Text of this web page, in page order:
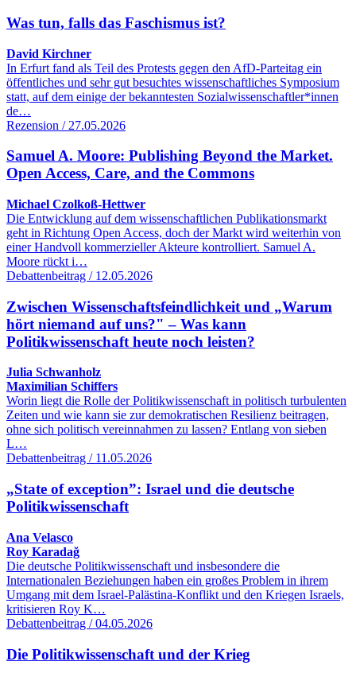
Was tun, falls das Faschismus ist?
David Kirchner
In Erfurt fand als Teil des Protests gegen den AfD-Parteitag ein
öffentliches und sehr gut besuchtes wissenschaftliches Symposium
statt, auf dem einige der bekanntesten Sozialwissenschaftler*innen
de…
Rezension / 27.05.2026
Samuel A. Moore: Publishing Beyond the Market.
Open Access, Care, and the Commons
Michael Czolkoß-Hettwer
Die Entwicklung auf dem wissenschaftlichen Publikationsmarkt
geht in Richtung Open Access, doch der Markt wird weiterhin von
einer Handvoll kommerzieller Akteure kontrolliert. Samuel A.
Moore rückt i…
Debattenbeitrag / 12.05.2026
Zwischen Wissenschaftsfeindlichkeit und „Warum
hört niemand auf uns?" – Was kann
Politikwissenschaft heute noch leisten?
Julia Schwanholz
Maximilian Schiffers
Worin liegt die Rolle der Politikwissenschaft in politisch turbulenten
Zeiten und wie kann sie zur demokratischen Resilienz beitragen,
ohne sich politisch vereinnahmen zu lassen? Entlang von sieben
L…
Debattenbeitrag / 11.05.2026
„State of exception”: Israel und die deutsche
Politikwissenschaft
Ana Velasco
Roy Karadağ
Die deutsche Politikwissenschaft und insbesondere die
Internationalen Beziehungen haben ein großes Problem in ihrem
Umgang mit dem Israel-Palästina-Konflikt und den Kriegen Israels,
kritisieren Roy K…
Debattenbeitrag / 04.05.2026
Die Politikwissenschaft und der Krieg